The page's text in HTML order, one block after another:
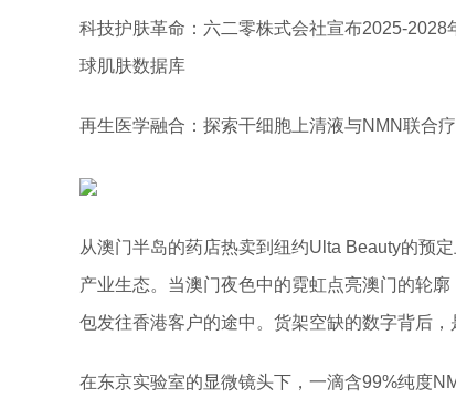
科技护肤革命：六二零株式会社宣布2025-
球肌肤数据库
再生医学融合：探索干细胞上清液与NMN联合
从澳门半岛的药店热卖到纽约Ulta Beauty的预
产业生态。当澳门夜色中的霓虹点亮澳门的轮
包发往香港客户的途中。货架空缺的数字背后，
在东京实验室的显微镜头下，一滴含99%纯度